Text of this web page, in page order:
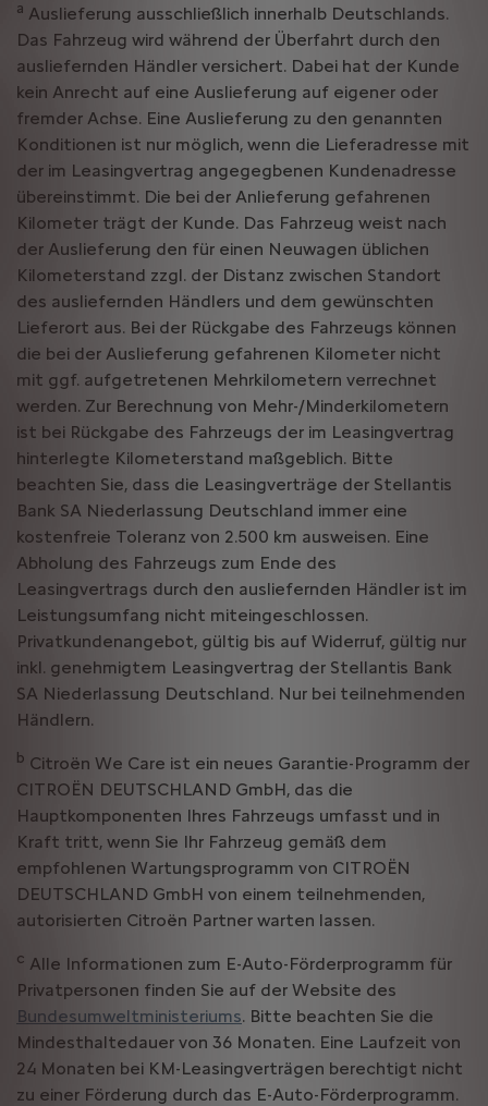
a Auslieferung ausschließlich innerhalb Deutschlands.
Das Fahrzeug wird während der Überfahrt durch den
ausliefernden Händler versichert. Dabei hat der Kunde
kein Anrecht auf eine Auslieferung auf eigener oder
fremder Achse. Eine Auslieferung zu den genannten
Konditionen ist nur möglich, wenn die Lieferadresse mit
der im Leasingvertrag angegegbenen Kundenadresse
übereinstimmt. Die bei der Anlieferung gefahrenen
Kilometer trägt der Kunde. Das Fahrzeug weist nach
der Auslieferung den für einen Neuwagen üblichen
Kilometerstand zzgl. der Distanz zwischen Standort
des ausliefernden Händlers und dem gewünschten
Lieferort aus. Bei der Rückgabe des Fahrzeugs können
die bei der Auslieferung gefahrenen Kilometer nicht
mit ggf. aufgetretenen Mehrkilometern verrechnet
werden. Zur Berechnung von Mehr-/Minderkilometern
ist bei Rückgabe des Fahrzeugs der im Leasingvertrag
hinterlegte Kilometerstand maßgeblich. Bitte
beachten Sie, dass die Leasingverträge der Stellantis
Bank SA Niederlassung Deutschland immer eine
kostenfreie Toleranz von 2.500 km ausweisen. Eine
Abholung des Fahrzeugs zum Ende des
Leasingvertrags durch den ausliefernden Händler ist im
Leistungsumfang nicht miteingeschlossen.
Privatkundenangebot, gültig bis auf Widerruf, gültig nur
inkl. genehmigtem Leasingvertrag der Stellantis Bank
SA Niederlassung Deutschland. Nur bei teilnehmenden
Händlern.
b Citroën We Care ist ein neues Garantie-Programm der
CITROËN DEUTSCHLAND GmbH, das die
Hauptkomponenten Ihres Fahrzeugs umfasst und in
Kraft tritt, wenn Sie Ihr Fahrzeug gemäß dem
empfohlenen Wartungsprogramm von CITROËN
DEUTSCHLAND GmbH von einem teilnehmenden,
autorisierten Citroën Partner warten lassen.
c Alle Informationen zum E-Auto-Förderprogramm für
Privatpersonen finden Sie auf der Website des
Bundesumweltministeriums. Bitte beachten Sie die
Mindesthaltedauer von 36 Monaten. Eine Laufzeit von
24 Monaten bei KM-Leasingverträgen berechtigt nicht
zu einer Förderung durch das E-Auto-Förderprogramm.